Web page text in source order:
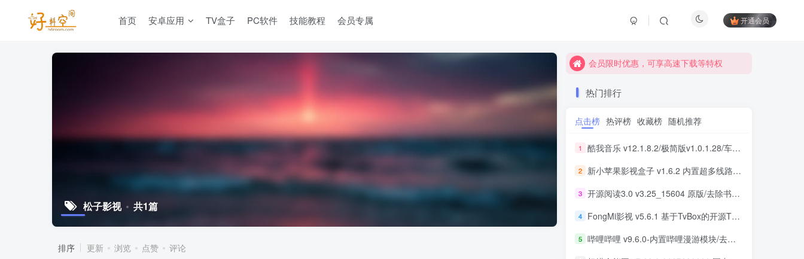
首页 安卓应用 TV盒子 PC软件 技能教程 会员专属 开通会员
松子影视 共1篇
排序 更新 浏览 点赞 评论
会员限时优惠，可享高速下载等特权
会员限时优惠，可享高速下载等特权
热门排行
点击榜 热评榜 收藏榜 随机推荐
1 酷我音乐 v12.1.8.2/极简版v1.0.1.28/车机版v7.6.2.21 去广告解锁会员版最新可用版
2 新小苹果影视盒子 v1.6.2 内置超多线路 免捐赠版
3 开源阅读3.0 v3.25_15604 原版/去除书源限制/内置书源版 及 2025.09月书源
4 FongMi影视 v5.6.1 基于TvBox的开源TV盒子&安卓影视播放器
5 哔哩哔哩 v9.6.0-内置哔哩漫游模块/去广告精简优化版